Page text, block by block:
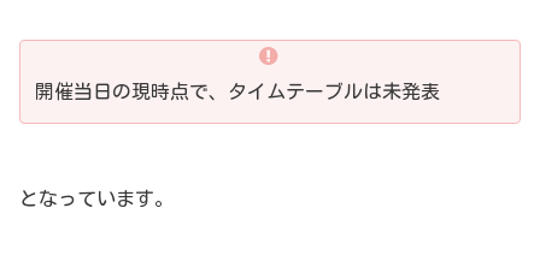
開催当日の現時点で、タイムテーブルは未発表
となっています。